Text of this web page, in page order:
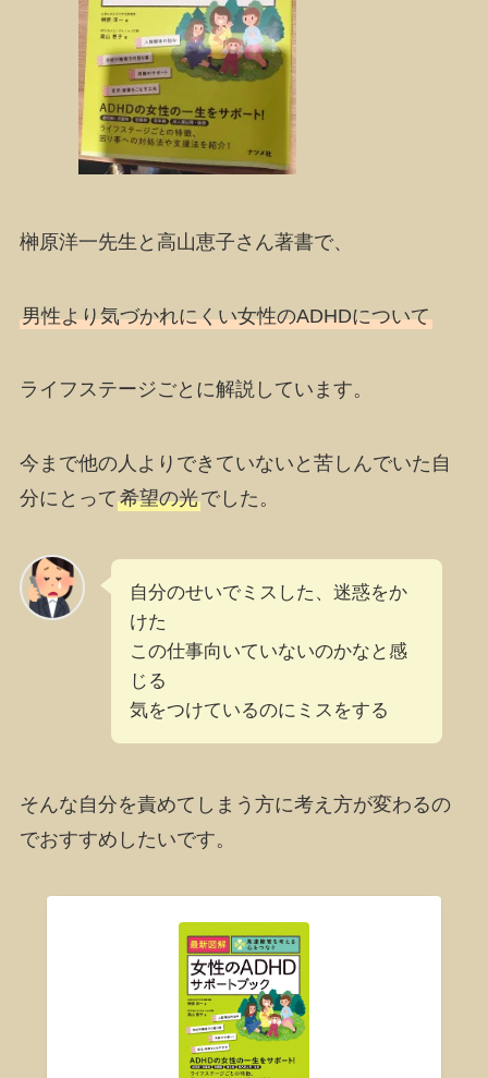
榊原洋一先生と高山恵子さん著書で、
男性より気づかれにくい女性のADHDについて
ライフステージごとに解説しています。
今まで他の人よりできていないと苦しんでいた自
分にとって希望の光でした。
自分のせいでミスした、迷惑をか
けた
この仕事向いていないのかなと感
じる
気をつけているのにミスをする
そんな自分を責めてしまう方に考え方が変わるの
でおすすめしたいです。